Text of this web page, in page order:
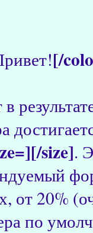
[/
size].
от 20%
по